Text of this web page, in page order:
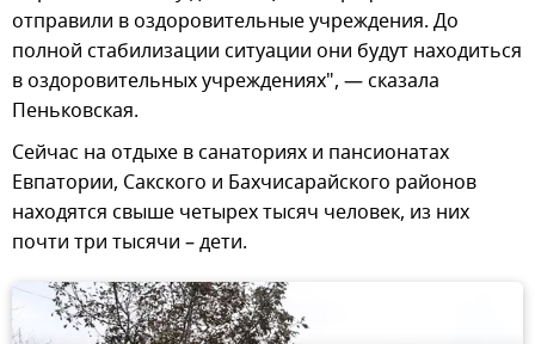
отправили в оздоровительные учреждения. До
полной стабилизации ситуации они будут находиться
в оздоровительных учреждениях", — сказала
Пеньковская.
Сейчас на отдыхе в санаториях и пансионатах
Евпатории, Сакского и Бахчисарайского районов
находятся свыше четырех тысяч человек, из них
почти три тысячи – дети.